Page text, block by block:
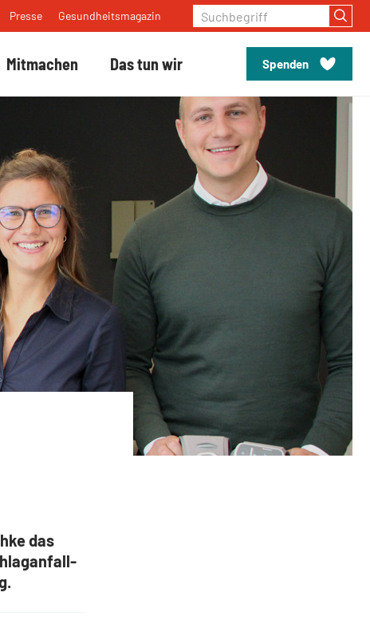
Mitmachen Das tun wir Spenden
Presse Gesundheitsmagazin Suchbegriff
das